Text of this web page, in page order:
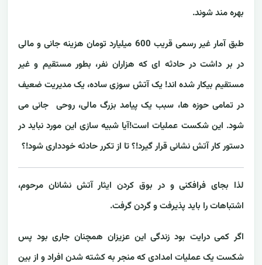
بهره مند شوند.
طبق آمار غیر رسمی قریب 600 میلیارد تومان هزینه جانی و مالی
در بر داشت در حادثه ای که هزاران نفر، بطور مستقیم و غیر
مستقیم بیکار شده اند! یک آتش سوزی ساده، یک مدیریت ضعیف
در تمامی حوزه ها، سبب یک پیامد بزرگ مالی، روحی جانی می
شود. این شکست عملیات است!آیا شبیه سازی این مورد نباید در
دستور کار آتش نشانی قرار گیرد!؟ تا از تکرر حادثه خودداری شود!؟
لذا بجای فرافکنی و در بوق کردن ایثار آتش نشانان مرحوم،
اشتباهات را باید پذیرفت و گردن گرفت.
اگر کمی درایت بود زندگی این عزیزان همچنان جاری بود پس
شکست یک عملیات امدادی که منجر به کشته شدن افراد و از بین